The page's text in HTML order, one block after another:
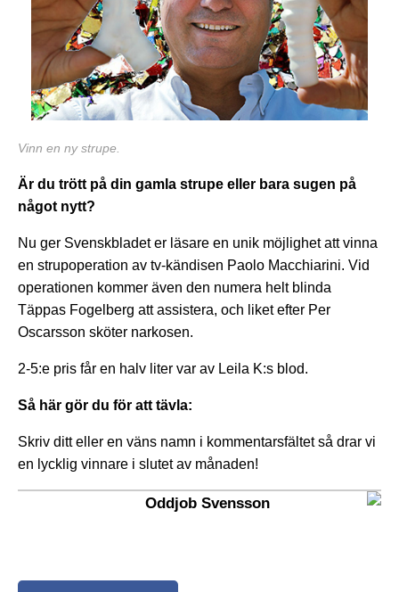
Vinn en ny strupe.
Är du trött på din gamla strupe eller bara sugen på
något nytt?
Nu ger Svenskbladet er läsare en unik möjlighet att vinna
en strupoperation av tv-kändisen Paolo Macchiarini. Vid
operationen kommer även den numera helt blinda
Täppas Fogelberg att assistera, och liket efter Per
Oscarsson sköter narkosen.
2-5:e pris får en halv liter var av Leila K:s blod.
Så här gör du för att tävla:
Skriv ditt eller en väns namn i kommentarsfältet så drar vi
en lycklig vinnare i slutet av månaden!
Oddjob Svensson